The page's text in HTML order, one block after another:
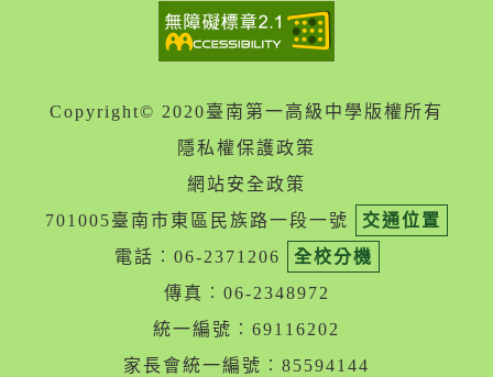
Copyright© 2020臺南第一高級中學版權所有
隱私權保護政策
網站安全政策
701005臺南市東區民族路一段一號
交通位置
電話︰06-2371206
全校分機
傳真︰06-2348972
統一編號︰69116202
家長會統一編號︰85594144